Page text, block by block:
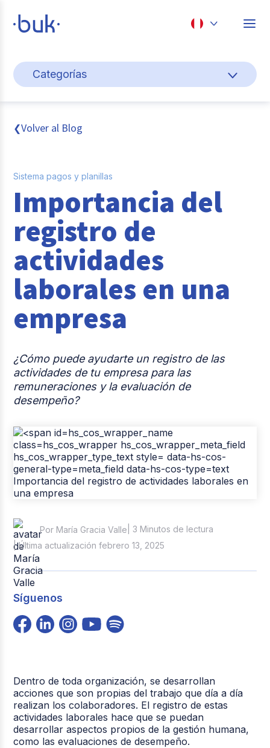
Perú
Categorías
Gestión de personas
Cultura y bienestar laboral
Sistema pagos y planillas
Entrevistas
Buk
Reclutamiento y selección de personal
Casos de éxito
Tendencias y Data
Pago de nómina
Reclutamiento y Selección
❮Volver al Blog
Sistema pagos y planillas
Importancia del
registro de
actividades
laborales en una
empresa
¿Cómo puede ayudarte un registro de las
actividades de tu empresa para las
remuneraciones y la evaluación de
desempeño?
Por María Gracia Valle | 3 Minutos de lectura
| Última actualización febrero 13, 2025
Síguenos
Dentro de toda organización, se desarrollan
acciones que son propias del trabajo que día a día
realizan los colaboradores. El registro de estas
actividades laborales hace que se puedan
desarrollar aspectos propios de la gestión humana,
como las evaluaciones de desempeño.